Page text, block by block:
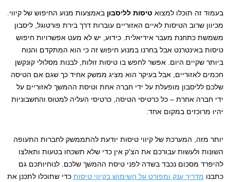
בעמוד זה תוכלו למצוא טיסות לליסבון באמצעות מנוע החיפוש של קיווי.
מכיוון שרוב הטיסות לאיים האזוריים עוברות דרך בירת פורטוגל, ליסבון
משמשת כתחנת מעבר אידיאלית. כידוע, יש לא מעט אפשרויות חיפוש
טיסות באינטרנט אבל בחרנו במנוע חיפוש זה כי הוא המתקדם והנוח
ביותר שקיים היום. אפשר לחפש בו טיסות זולות, לבנות מסלולי קונקשן
חכמים לאזוריים, אבל בעיקר הוא מציג ממשק אחיד כך שגם אם הטיסה
שלכם לליסבון מופעלת על ידי חברה אחת וטיסת ההמשך לאזוריים על
ידי חברה אחרת – כל כרטיסי הטיסה, כרטיסי העליה למטוס והחשבוניות
יהיו מרוכזים במקום אחד.
יותר מזה, המערכת של קיווי טיסות יודעת להתממשק לחברות התעופה
השונות ולעשות עבורכם את הצ'ק אין כדי שלא תשכחו בטעות ותאלצו
להיפרד מסכום נכבד בשדה לפני טיסת ההמשך שלכם. לנוחיותכם גם
כתבנו מדריך ענק ומפורט על השימוש בקיווי טיסות כדי שתוכלו לתכנן את